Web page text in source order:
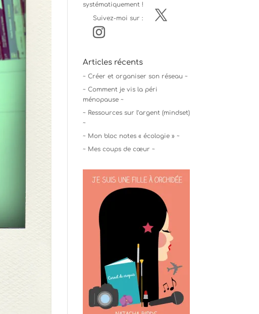
systématiquement !
Suivez-moi sur :
Articles récents
~ Créer et organiser son réseau ~
~ Comment je vis la péri
ménopause ~
~ Ressources sur l’argent (mindset)
~
~ Mon bloc notes « écologie » ~
~ Mes coups de cœur ~